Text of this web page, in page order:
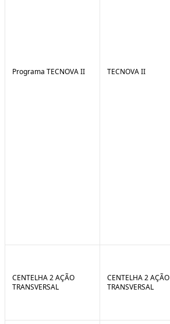
Programa TECNOVA II TECNOVA II
CENTELHA 2 AÇÃO
TRANSVERSAL
CENTELHA 2 AÇÃO
TRANSVERSAL